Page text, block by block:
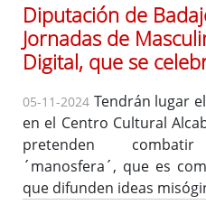
Documentos de interés
Enlaces de interés
Diputación de
Jornadas de
Digital, que se
05-11-2024 Tendrán lugar
en el Centro Cultural
pretenden
´manosfera´, que es
que difunden ideas